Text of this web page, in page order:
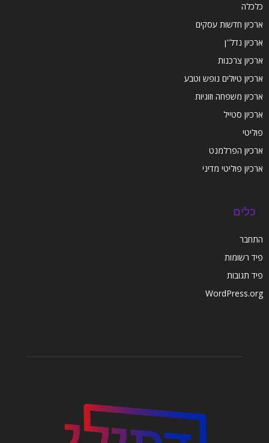
כלכלה
ארכיון חדשות עסקים
ארכיון נדל''ן
ארכיון צרכנות
ארכיון טיולים נופש וטבע
ארכיון משפחה וזוגיות
ארכיון סטייל
פוליטי
ארכיון הפרלמנט
ארכיון פוליטי מדיני
כלים
התחבר
פיד רשומות
פיד תגובות
WordPress.org